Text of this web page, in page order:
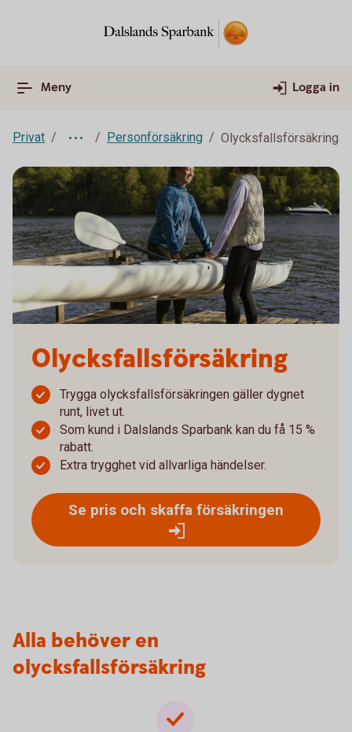
Meny Logga in
Privat Personförsäkring Olycksfallsförsäkring
Olycksfalls­försäkring
Trygga olycksfallsförsäkringen gäller dygnet
runt, livet ut.
Som kund i Dalslands Sparbank kan du få 15 %
rabatt.
Extra trygghet vid allvarliga händelser.
Se pris och skaffa försäkringen
Alla behöver en
olycksfallsförsäkring